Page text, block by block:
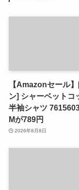
【Amazonセール
ン] シャーベットコ
半袖シャツ
Mが789円
2026年8月8日